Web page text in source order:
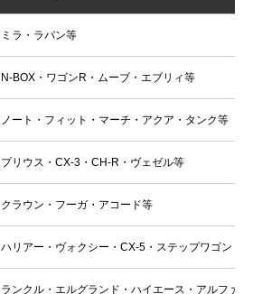
ミラ・ラパン等
N-BOX・ワゴンR・ムーブ・エブリィ等
ノート・フィット・マーチ・アクア・タンク等
プリウス・CX-3・CH-R・ヴェゼル等
クラウン・フーガ・アコード等
ハリアー・ヴォクシー・CX-5・ステップワゴン・
ランクル・エルグランド・ハイエース・アルファー